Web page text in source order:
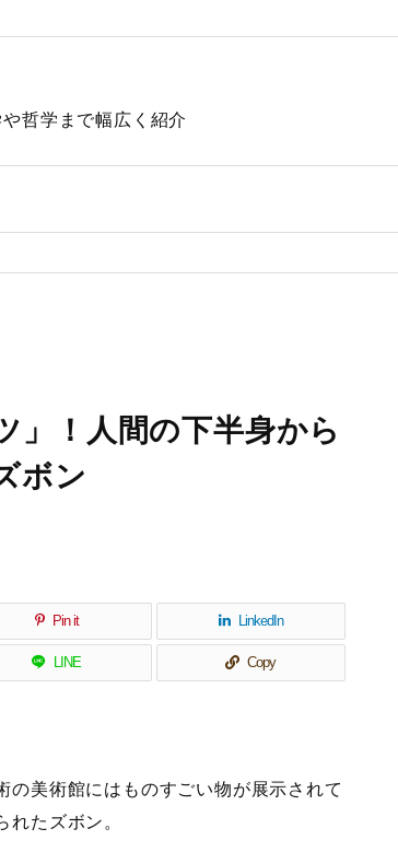
哲学まで幅広く紹介
」！人間の下半身から
ボン
Pin it LinkedIn
LINE Copy
の美術館にはものすごい物が展示されて
たズボン。